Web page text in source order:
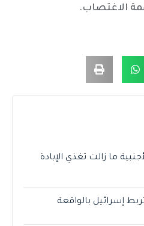
الاغتصاب.
ما زالت تغذي الإبادة
إسرائيل بالواقعة